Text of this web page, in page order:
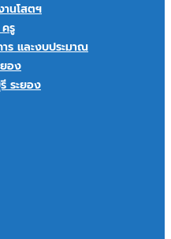
านโสตฯ
รู
ร และงบประมาณ
อง
ระยอง